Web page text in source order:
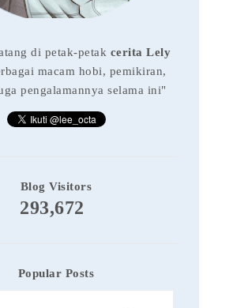
di petak-petak cerita Lely
macam hobi, pemikiran,
pengalamannya selama ini"
Blog Visitors
293,672
Popular Posts